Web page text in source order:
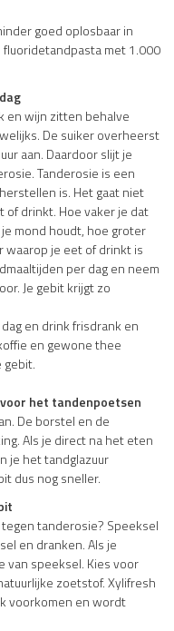
goed oplosbaar in
fluoridetandpasta met 1.000
en wijn zitten behalve
De suiker overheerst
aan. Daardoor slijt je
Tanderosie is een
is. Het gaat niet
of drinkt. Hoe vaker je dat
mond houdt, hoe groter
waarop je eet of drinkt is
per dag en neem
Je gebit krijgt zo
en drink frisdrank en
en gewone thee
gebit.
het tandenpoetsen
De borstel en de
Als je direct na het eten
je het tandglazuur
dus nog sneller.
tanderosie? Speeksel
en dranken. Als je
van speeksel. Kies voor
zoetstof. Xylifresh
voorkomen en wordt